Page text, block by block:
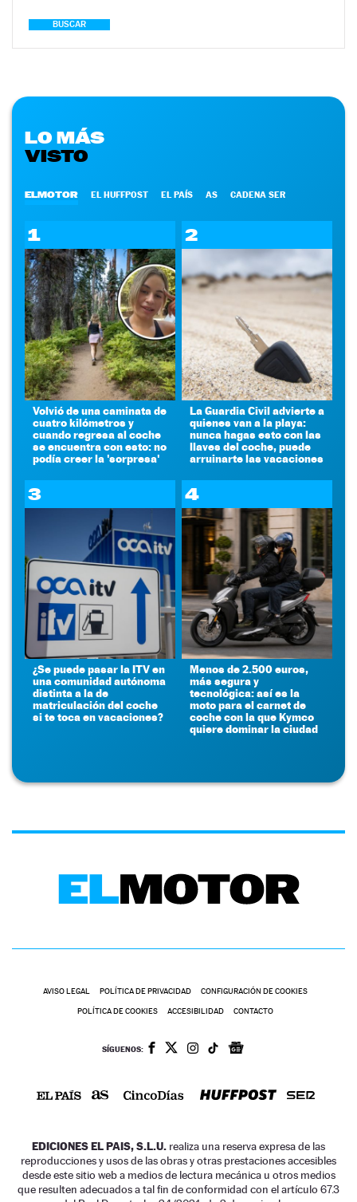
BUSCAR
LO MÁS
VISTO
ELMOTOR EL HUFFPOST EL PAÍS AS CADENA SER
1
Volvió de una caminata de
cuatro kilómetros y
cuando regresa al coche
se encuentra con esto: no
podía creer la 'sorpresa'
2
La Guardia Civil advierte a
quienes van a la playa:
nunca hagas esto con las
llaves del coche, puede
arruinarte las vacaciones
3
¿Se puede pasar la ITV en
una comunidad autónoma
distinta a la de
matriculación del coche
si te toca en vacaciones?
4
Menos de 2.500 euros,
más segura y
tecnológica: así es la
moto para el carnet de
coche con la que Kymco
quiere dominar la ciudad
AVISO LEGAL POLÍTICA DE PRIVACIDAD CONFIGURACIÓN DE COOKIES
POLÍTICA DE COOKIES ACCESIBILIDAD CONTACTO
SÍGUENOS:
EDICIONES EL PAIS, S.L.U. realiza una reserva expresa de las
reproducciones y usos de las obras y otras prestaciones accesibles
desde este sitio web a medios de lectura mecánica u otros medios
que resulten adecuados a tal fin de conformidad con el artículo 67.3